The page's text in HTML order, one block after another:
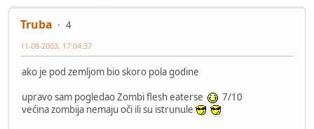
Truba 4
11-08-2003, 17:04:37
ako je pod zemljom bio skoro pola godine
upravo sam pogledao Zombi flesh eaterse
7/10
većina zombija nemaju oči ili su istrunule